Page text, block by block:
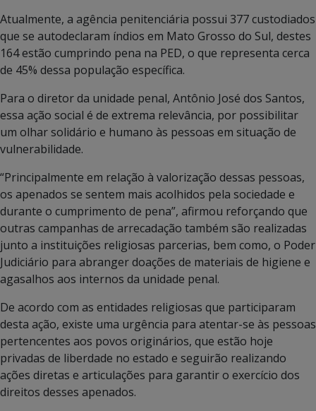
Atualmente, a agência penitenciária possui 377 custodiados
que se autodeclaram índios em Mato Grosso do Sul, destes
164 estão cumprindo pena na PED, o que representa cerca
de 45% dessa população específica.
Para o diretor da unidade penal, Antônio José dos Santos,
essa ação social é de extrema relevância, por possibilitar
um olhar solidário e humano às pessoas em situação de
vulnerabilidade.
“Principalmente em relação à valorização dessas pessoas,
os apenados se sentem mais acolhidos pela sociedade e
durante o cumprimento de pena”, afirmou reforçando que
outras campanhas de arrecadação também são realizadas
junto a instituições religiosas parcerias, bem como, o Poder
Judiciário para abranger doações de materiais de higiene e
agasalhos aos internos da unidade penal.
De acordo com as entidades religiosas que participaram
desta ação, existe uma urgência para atentar-se às pessoas
pertencentes aos povos originários, que estão hoje
privadas de liberdade no estado e seguirão realizando
ações diretas e articulações para garantir o exercício dos
direitos desses apenados.